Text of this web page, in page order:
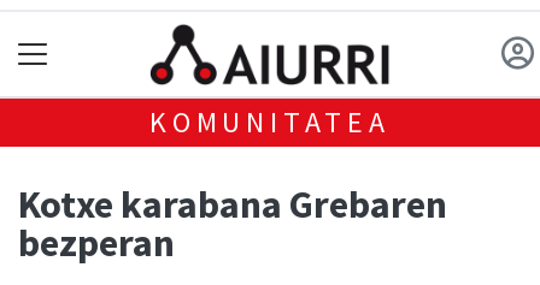
KOMUNITATEA
Kotxe karabana Grebaren
bezperan